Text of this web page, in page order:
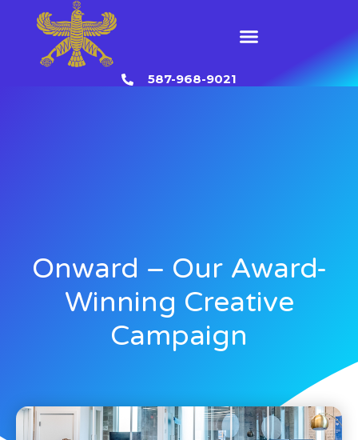
content
Menu
587-968-9021
Onward – Our Award-
Winning Creative
Campaign